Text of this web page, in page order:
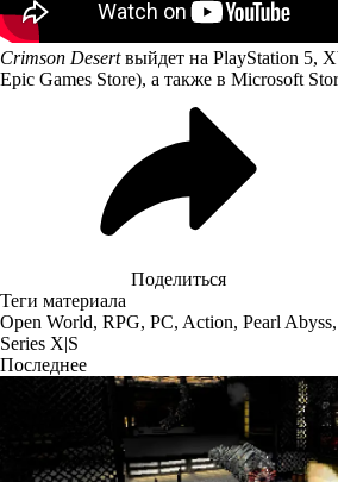
Crimson Desertвыйдет на PlayStation 5,
Epic Games Store), а также в Microsoft
Поделиться
Теги материала
Open World, RPG, PC, Action, Pearl Abyss,
Series X|S
Последнее